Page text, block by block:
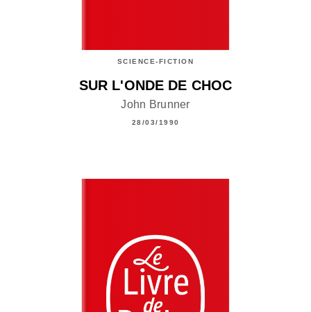
SCIENCE-FICTION
SUR L'ONDE DE CHOC
John Brunner
28/03/1990